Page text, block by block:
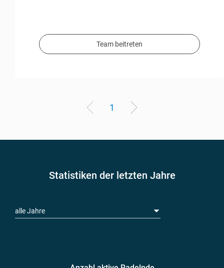
Team beitreten
1
Statistiken der letzten Jahre
alle Jahre